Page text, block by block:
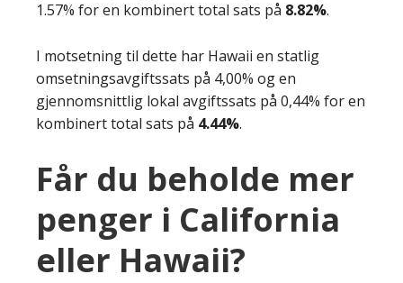
1.57% for en kombinert total sats på 8.82%.
I motsetning til dette har Hawaii en statlig
omsetningsavgiftssats på 4,00% og en
gjennomsnittlig lokal avgiftssats på 0,44% for en
kombinert total sats på 4.44%.
Får du beholde mer
penger i California
eller Hawaii?